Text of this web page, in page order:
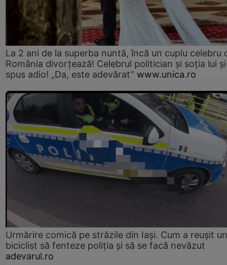
La 2 ani de la superba nuntă, încă un cuplu celebru
România divorțează! Celebrul politician și soția lui
spus adio! „Da, este adevărat” www.unica.ro
Urmărire comică pe străzile din Iași. Cum a reușit un
biciclist să fenteze poliția și să se facă nevăzut
adevarul.ro